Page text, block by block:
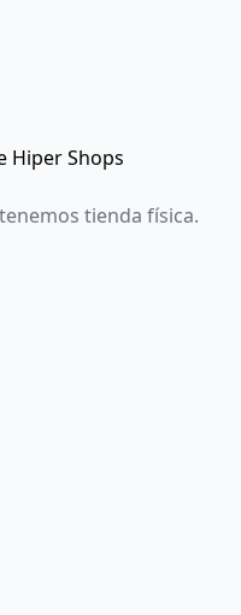
Hiper Shops
tienda física.